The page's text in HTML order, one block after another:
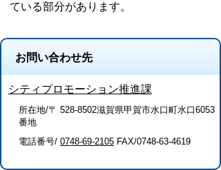
ている部分があります。
お問い合わせ先
シティプロモーション推進課
所在地/〒 528-8502滋賀県甲賀市水口町水口6053
番地
電話番号/ 0748-69-2105 FAX/0748-63-4619